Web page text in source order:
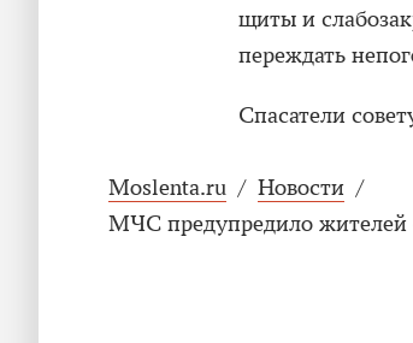
щиты и
переждать
Спасатели
Moslenta.ru / Новости /
МЧС предупредило жителей